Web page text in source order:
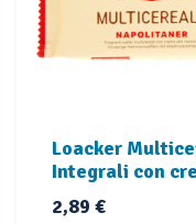
Loacker
Integrali con
Prezzo
2,89 €